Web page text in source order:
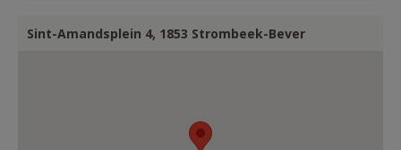
Sint-Amandsplein 4, 1853 Strombeek-Bever